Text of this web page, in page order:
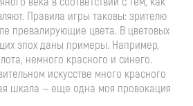
Правила игры таковы: зрителю
превалирующие цвета. В цветовых
эпох даны примеры. Например,
немного красного и синего.
искусстве много красного
шкала — еще одна моя провокация